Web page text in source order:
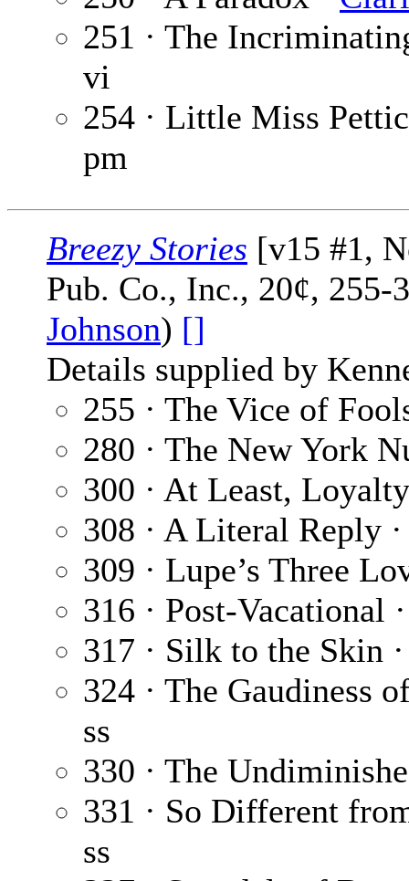
251 · The
vi
254 · Little Miss
pm
Breezy Stories [v15 #1,
Pub. Co., Inc., 20¢,
Johnson) []
Details supplied by
255 · The Vice of
280 · The New York
300 · At Least,
308 · A Literal Reply
309 · Lupe’s Three
316 · Post-Vacational
317 · Silk to the Skin
324 · The Gaudiness
ss
330 · The
331 · So Different
ss